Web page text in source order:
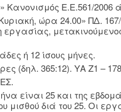
Κανονισμός Ε.Ε.561/2006
ώρα 24.00» ΠΔ.
ή 12 ίσους μήνες.
(δηλ. 365:12). ΥΑ Ζ1 –
είναι 25 και της
μισθού διά του 25. Οι